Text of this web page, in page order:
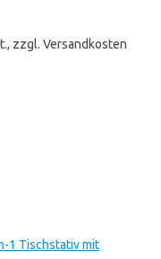
zzgl. Versandkosten
1 Tischstativ mit